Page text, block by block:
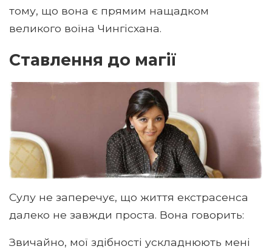
тому, що вона є прямим нащадком
великого воїна Чингісхана.
Ставлення до магії
Сулу не заперечує, що життя екстрасенса
далеко не завжди проста. Вона говорить:
Звичайно, мої здібності ускладнюють мені